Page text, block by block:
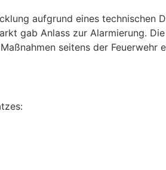
aufgrund eines technischen
gab Anlass zur Alarmierung.
seitens der Feuerwehr